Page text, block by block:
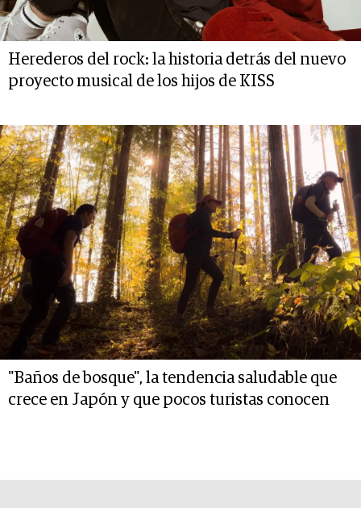
Herederos del rock: la historia detrás del nuevo
proyecto musical de los hijos de KISS
"Baños de bosque", la tendencia saludable que
crece en Japón y que pocos turistas conocen